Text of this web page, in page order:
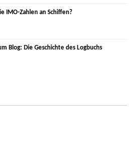
IMO-Zahlen an Schiffen?
Blog: Die Geschichte des Logbuchs